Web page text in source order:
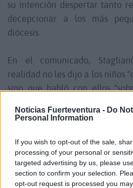
Noticias Fuerteventura - Do
Personal Information
If you wish to opt-out of the sale,
processing of your personal or
targeted advertising by us, please
section to confirm your selection.
opt-out request is processed you
su intención despertar tanto
decepcionar a los más
diócesis.
En el comunicado,
realidad no les dijo a los niños
sino que habló con ellos
ejemplo de San Nicolás de
promulgaba la entrega de
más pobres. “Es una
verdadero significado de la